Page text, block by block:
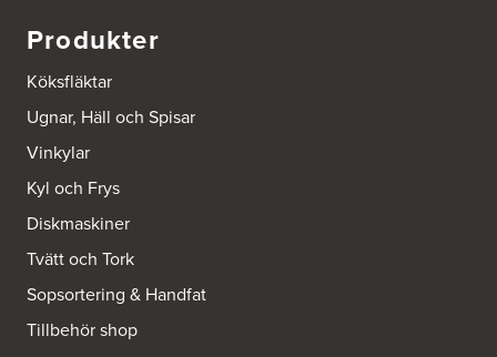
Produkter
Köksfläktar
Ugnar, Häll och Spisar
Vinkylar
Kyl och Frys
Diskmaskiner
Tvätt och Tork
Sopsortering & Handfat
Tillbehör shop